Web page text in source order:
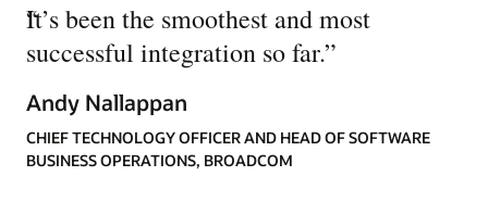
“
It’s been the smoothest and most
successful integration so far.”
Andy Nallappan
CHIEF TECHNOLOGY OFFICER AND HEAD OF SOFTWARE
BUSINESS OPERATIONS, BROADCOM